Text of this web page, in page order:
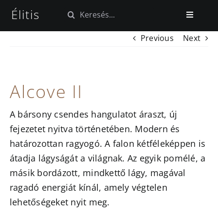
Kihagyás
Élitis
Toggle
Blog
Keresés...
Previous Next
Alcove II
A bársony csendes hangulatot áraszt, új
fejezetet nyitva történetében. Modern és
határozottan ragyogó. A falon kétféleképpen is
átadja lágyságát a világnak. Az egyik pomélé, a
másik bordázott, mindkettő lágy, magával
ragadó energiát kínál, amely végtelen
lehetőségeket nyit meg.